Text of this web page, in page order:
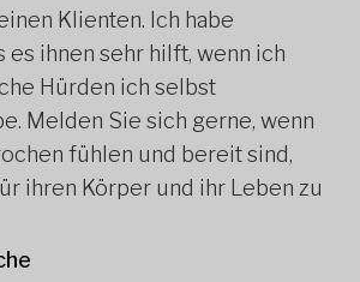
Klienten. Ich habe
es ihnen sehr hilft, wenn ich
Hürden ich selbst
Melden Sie sich gerne, wenn
fühlen und bereit sind,
ihren Körper und ihr Leben zu